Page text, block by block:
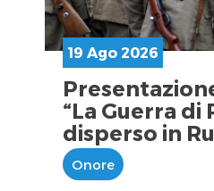
19 Ago 2026
“La Guerra di
disperso in
Onore